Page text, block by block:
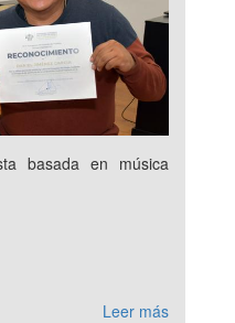
basada en música
Leer más